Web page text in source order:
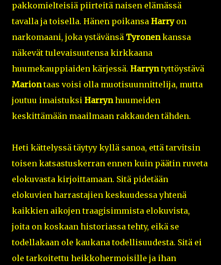
pakkomielteisiä piirteitä naisen elämässä
tavalla ja toisella. Hänen poikansa Harryon
narkomaani, joka ystävänsä Tyronenkanssa
näkevät tulevaisuutensa kirkkaana
huumekauppiaiden kärjessä. Harryntyttöystävä
Mariontaas voisi olla muotisuunnittelija, mutta
joutuu imaistuksi Harrynhuumeiden
keskittämään maailmaan rakkauden tähden.
Heti kättelyssä täytyy kyllä sanoa, että tarvitsin
toisen katsastuskerran ennen kuin päätin ruveta
elokuvasta kirjoittamaan. Sitä pidetään
elokuvien harrastajien keskuudessa yhtenä
kaikkien aikojen traagisimmista elokuvista,
joita on koskaan historiassa tehty, eikä se
todellakaan ole kaukana todellisuudesta. Sitä ei
ole tarkoitettu heikkohermoisille ja ihan